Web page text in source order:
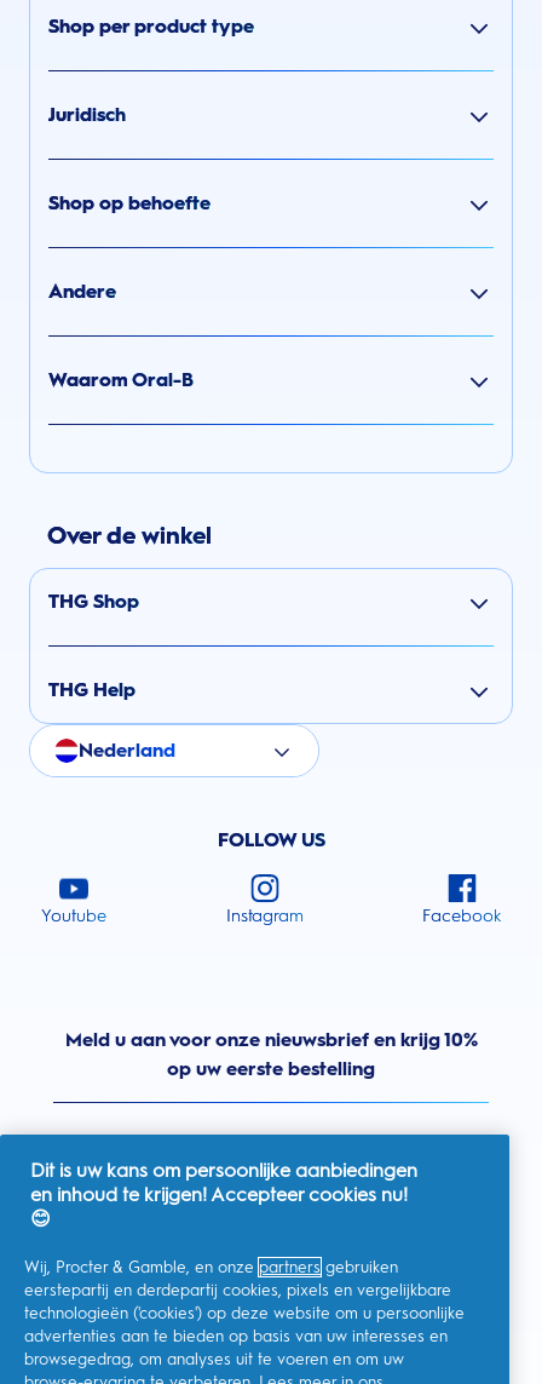
Shop per product type
Juridisch
Shop op behoefte
Andere
Waarom Oral-B
Over de winkel
THG Shop
THG Help
Nederland
FOLLOW US
Youtube Instagram Facebook
Meld u aan voor onze nieuwsbrief en krijg 10%
op uw eerste bestelling
Ik geef toestemming voor het ontvangen van
gepersonaliseerde communicatie met betrekking tot
aanbiedingen, nieuws en andere promotionele initiatieven van
Oral-B en andere
P&G-merken
Dit is uw kans om persoonlijke aanbiedingen
en inhoud te krijgen! Accepteer cookies nu!
😊
Wij, Procter & Gamble, en onze partners gebruiken
eerstepartij en derdepartij cookies, pixels en vergelijkbare
technologieën ('cookies') op deze website om u persoonlijke
advertenties aan te bieden op basis van uw interesses en
browsegedrag, om analyses uit te voeren en om uw